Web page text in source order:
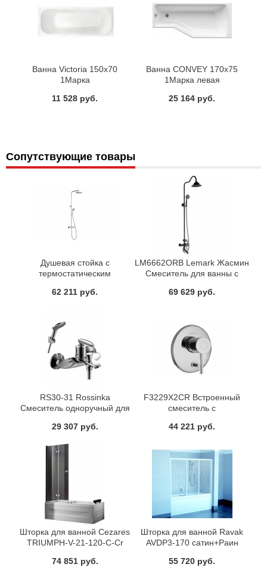
Ванна Victoria 150х70
1Марка
11 528 руб.
Ванна CONVEY 170х75
1Марка левая
25 164 руб.
Сопутствующие товары
Душевая стойка с
термостатическим
душем 091.00/150 Ravak
62 211 руб.
LM6662ORB Lemark Жасмин
Смеситель для ванны с
Тропический дождь
69 629 руб.
RS30-31 Rossinka
Смеситель одноручный для
хром
29 307 руб.
F3229X2CR Встроенный
смеситель с
Frattini серия Spillo хром
44 221 руб.
Шторка для ванной Cezares
TRIUMPH-V-21-120-C-Cr
74 851 руб.
Шторка для ванной Ravak
AVDP3-170 сатин+Раин
55 720 руб.